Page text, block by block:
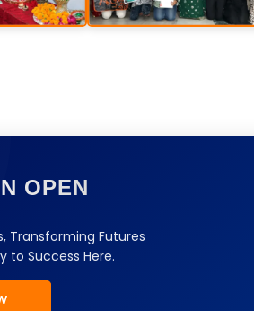
OPEN
Transforming Futures
to Success Here.